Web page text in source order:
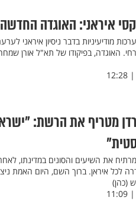
איראני: האוגדה
מודיעיניות בדבר ניסיון איראני
האוגדה, בפיקודו של תא"ל אורן
מטריף את הרשת:
מרתיח את השיעים והסונים במדינתו,
לכל איראן. ברוך השם, היום האמת
(כהן)